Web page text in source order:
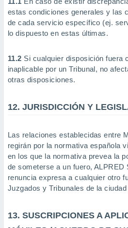
estas condiciones generales y las
de cada servicio específico (ej.
lo dispuesto en estas últimas.
11.2 Si cualquier disposición fuera
inaplicable por un Tribunal, no
otras disposiciones.
12. JURISDICCIÓN Y
Las relaciones establecidas entre
regirán por la normativa española
en los que la normativa prevea la
de someterse a un fuero, ALPRED
renuncia expresa a cualquier otro
Juzgados y Tribunales de la
13. SUSCRIPCIONES A